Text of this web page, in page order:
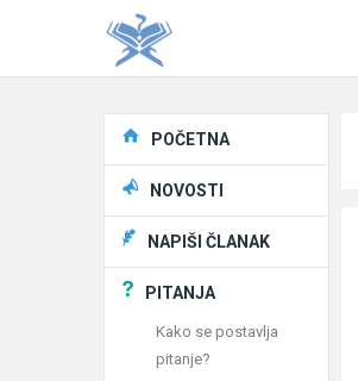
Explore
POČETNA
NOVOSTI
NAPIŠI ČLANAK
PITANJA
Kako se postavlja
pitanje?